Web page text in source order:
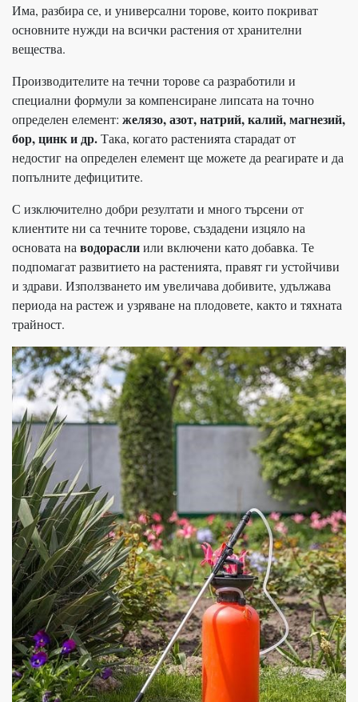
Има, разбира се, и универсални торове, които покриват
основните нужди на всички растения от хранителни
вещества.
Производителите на течни торове са разработили и
специални формули за компенсиране липсата на точно
определен елемент: желязо, азот, натрий, калий, магнезий,
бор, цинк и др.Така, когато растенията старадат от
недостиг на определен елемент ще можете да реагирате и да
попълните дефицитите.
С изключително добри резултати и много търсени от
клиентите ни са течните торове, създадени изцяло на
основата на водораслиили включени като добавка. Те
подпомагат развитието на растенията, правят ги устойчиви
и здрави. Използването им увеличава добивите, удължава
периода на растеж и узряване на плодовете, както и тяхната
трайност.